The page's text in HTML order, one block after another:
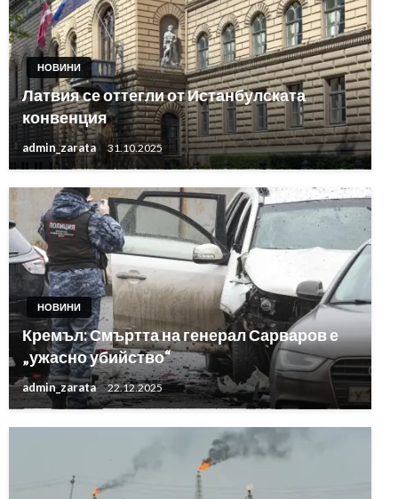
НОВИНИ
Латвия се оттегли от Истанбулската
конвенция
admin_zarata 31.10.2025
НОВИНИ
Кремъл: Смъртта на генерал Сарваров е
„ужасно убийство“
admin_zarata 22.12.2025